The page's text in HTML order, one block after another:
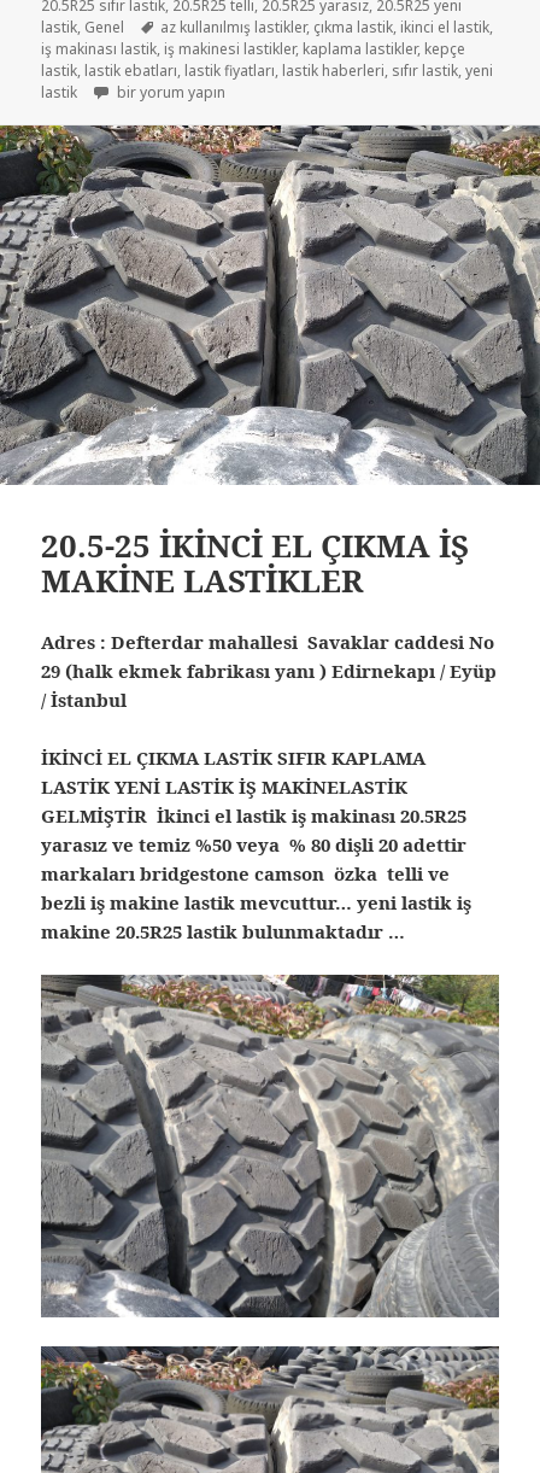
20.5R25 sıfır lastik, 20.5R25 telli, 20.5R25 yarasız, 20.5R25 yeni
lastik, Genel Etiketler
az kullanılmış lastikler, çıkma lastik, ikinci el lastik,
iş makinası lastik, iş makinesi lastikler, kaplama lastikler, kepçe
lastik, lastik ebatları, lastik fiyatları, lastik haberleri, sıfır lastik,yeni
lastik
20.5-25 YARASIZ İŞ MAKİNE LASTİKLER için
bir yorum yapın
20.5-25 İKİNCİ EL ÇIKMA İŞ
MAKİNE LASTİKLER
Adres : Defterdar mahallesi Savaklar caddesi No
29 (halk ekmek fabrikası yanı ) Edirnekapı / Eyüp
/ İstanbul
İKİNCİ EL ÇIKMA LASTİK SIFIR KAPLAMA
LASTİK YENİ LASTİK İŞ MAKİNELASTİK
GELMİŞTİR İkinci el lastik iş makinası 20.5R25
yarasız ve temiz %50 veya % 80 dişli 20 adettir
markaları bridgestone camson özka telli ve
bezli iş makine lastik mevcuttur… yeni lastik iş
makine 20.5R25 lastik bulunmaktadır …